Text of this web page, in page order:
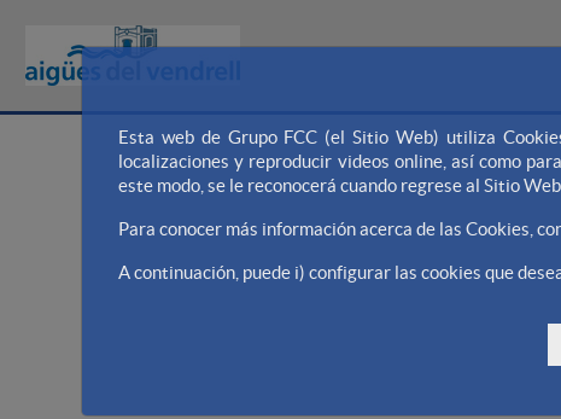
Esta web de Grupo FCC (el Sitio Web) utiliza
localizaciones y reproducir videos online, así como
este modo, se le reconocerá cuando regrese al Sitio Web.
Para conocer más información acerca de las Cookies,
A continuación, puede i) configurar las cookies que